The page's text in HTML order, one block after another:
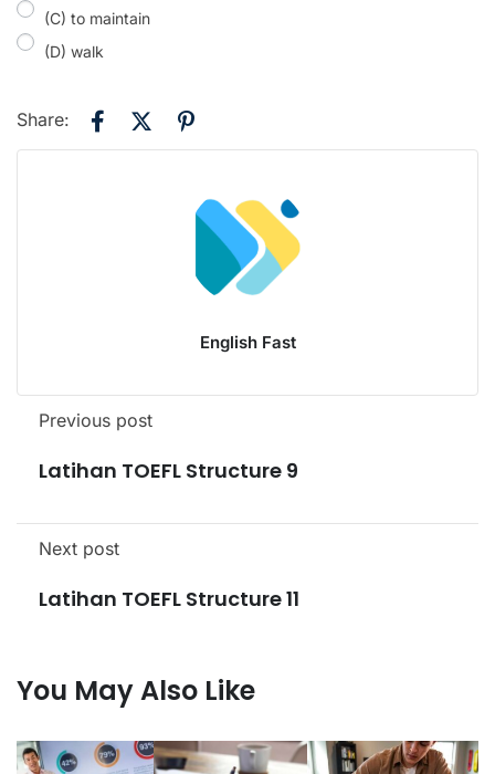
(C) to maintain
(D) walk
Share:
English Fast
Previous post
Latihan TOEFL Structure 9
Next post
Latihan TOEFL Structure 11
You May Also Like